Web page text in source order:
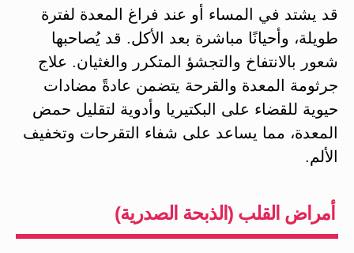
قد يشتد في المساء أو عند فراغ المعدة لفترة
طويلة، وأحيانًا مباشرة بعد الأكل​. قد يُصاحبها
شعور بالانتفاخ والتجشؤ المتكرر والغثيان. علاج
جرثومة المعدة والقرحة يتضمن عادةً مضادات
حيوية للقضاء على البكتيريا وأدوية لتقليل حمض
المعدة، مما يساعد على شفاء التقرحات وتخفيف
الألم.
أمراض القلب (الذبحة الصدرية)